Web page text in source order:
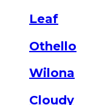
Leaf
Othello
Wilona
Cloudy